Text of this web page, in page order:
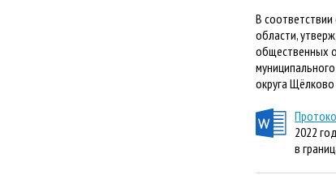
В
области,
общественных
округа
2022
в